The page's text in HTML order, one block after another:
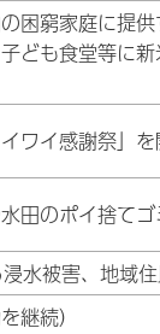
困窮家庭に提
ども食堂等に
ワイ感謝祭」
田のポイ捨て
水被害、地域
継続）